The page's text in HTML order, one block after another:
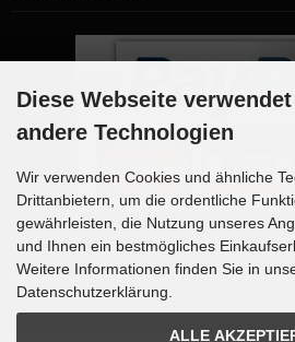
Newsletter-Anmeldung
E-Mail-Adresse:
Diese Webseite
andere Technologien
Wir verwenden Cookies und ähnliche
Drittanbietern, um die ordentliche
gewährleisten, die Nutzung unseres
und Ihnen ein bestmögliches
Weitere Informationen finden Sie in
Datenschutzerklärung.
ALLE